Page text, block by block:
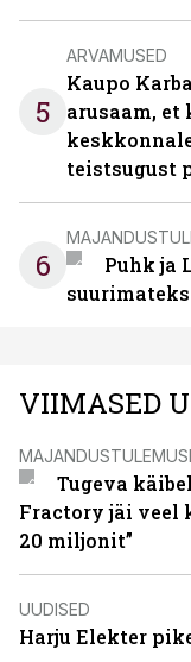
5
ARVAMUSED
Kaupo
arusaam,
teistsugust
6
Puhk ja
VIIMASED
Tugeva
Fractory jäi veel
20 miljonit”
UUDISED
Harju Elekter